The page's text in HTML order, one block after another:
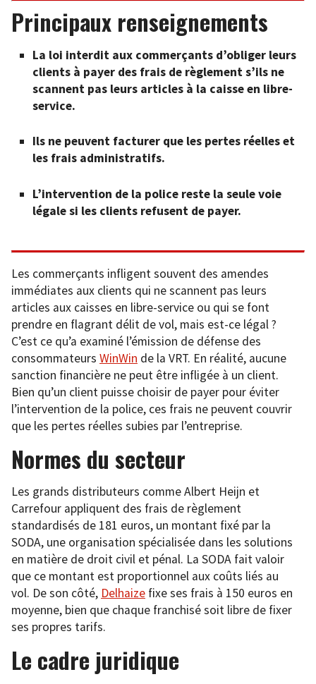
Principaux renseignements
La loi interdit aux commerçants d’obliger leurs
clients à payer des frais de règlement s’ils ne
scannent pas leurs articles à la caisse en libre-
service.
Ils ne peuvent facturer que les pertes réelles et
les frais administratifs.
L’intervention de la police reste la seule voie
légale si les clients refusent de payer.
Les commerçants infligent souvent des amendes
immédiates aux clients qui ne scannent pas leurs
articles aux caisses en libre-service ou qui se font
prendre en flagrant délit de vol, mais est-ce légal ?
C’est ce qu’a examiné l’émission de défense des
consommateurs WinWin de la VRT. En réalité, aucune
sanction financière ne peut être infligée à un client.
Bien qu’un client puisse choisir de payer pour éviter
l’intervention de la police, ces frais ne peuvent couvrir
que les pertes réelles subies par l’entreprise.
Normes du secteur
Les grands distributeurs comme Albert Heijn et
Carrefour appliquent des frais de règlement
standardisés de 181 euros, un montant fixé par la
SODA, une organisation spécialisée dans les solutions
en matière de droit civil et pénal. La SODA fait valoir
que ce montant est proportionnel aux coûts liés au
vol. De son côté, Delhaize fixe ses frais à 150 euros en
moyenne, bien que chaque franchisé soit libre de fixer
ses propres tarifs.
Le cadre juridique